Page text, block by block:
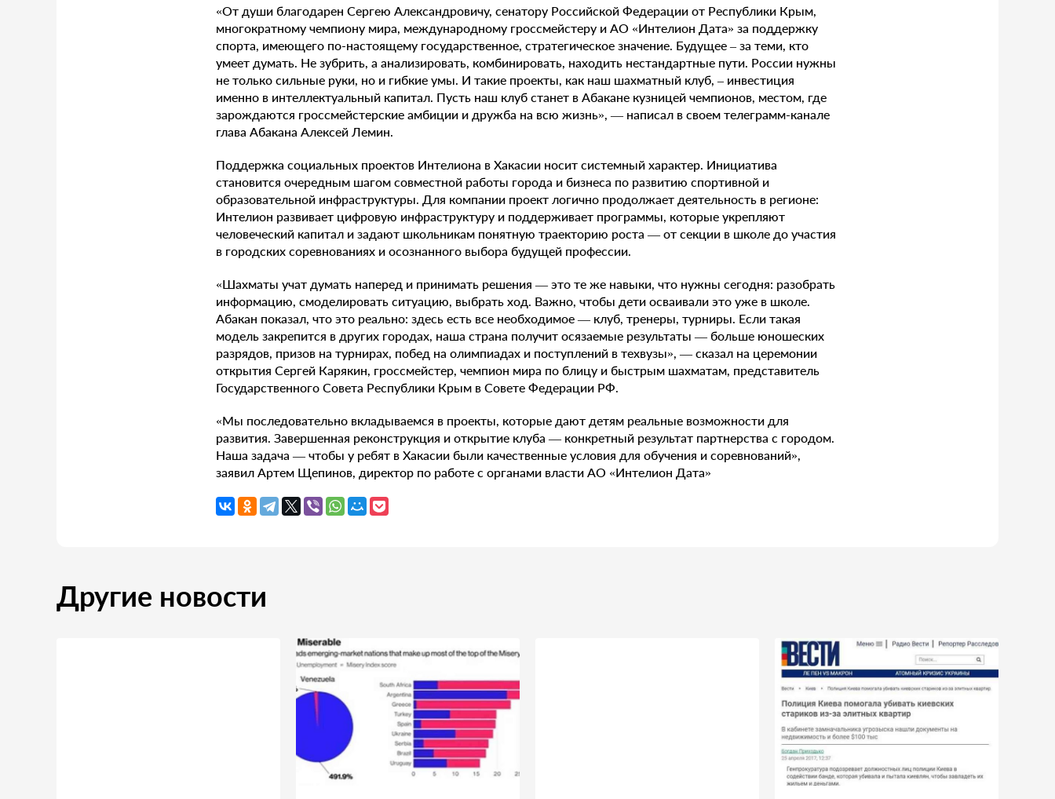
«От души благодарен Сергею Александровичу, сенатору Российской Федерации от Республики Крым,
многократному чемпиону мира, международному гроссмейстеру и АО «Интелион Дата» за поддержку
спорта, имеющего по-настоящему государственное, стратегическое значение. Будущее – за теми, кто
умеет думать. Не зубрить, а анализировать, комбинировать, находить нестандартные пути. России нужны
не только сильные руки, но и гибкие умы. И такие проекты, как наш шахматный клуб, – инвестиция
именно в интеллектуальный капитал. Пусть наш клуб станет в Абакане кузницей чемпионов, местом, где
зарождаются гроссмейстерские амбиции и дружба на всю жизнь», — написал в своем телеграмм-канале
глава Абакана Алексей Лемин.
Поддержка социальных проектов Интелиона в Хакасии носит системный характер. Инициатива
становится очередным шагом совместной работы города и бизнеса по развитию спортивной и
образовательной инфраструктуры. Для компании проект логично продолжает деятельность в регионе:
Интелион развивает цифровую инфраструктуру и поддерживает программы, которые укрепляют
человеческий капитал и задают школьникам понятную траекторию роста — от секции в школе до участия
в городских соревнованиях и осознанного выбора будущей профессии.
«Шахматы учат думать наперед и принимать решения — это те же навыки, что нужны сегодня: разобрать
информацию, смоделировать ситуацию, выбрать ход. Важно, чтобы дети осваивали это уже в школе.
Абакан показал, что это реально: здесь есть все необходимое — клуб, тренеры, турниры. Если такая
модель закрепится в других городах, наша страна получит осязаемые результаты — больше юношеских
разрядов, призов на турнирах, побед на олимпиадах и поступлений в техвузы», — сказал на церемонии
открытия Сергей Карякин, гроссмейстер, чемпион мира по блицу и быстрым шахматам, представитель
Государственного Совета Республики Крым в Совете Федерации РФ.
«Мы последовательно вкладываемся в проекты, которые дают детям реальные возможности для
развития. Завершенная реконструкция и открытие клуба — конкретный результат партнерства с городом.
Наша задача — чтобы у ребят в Хакасии были качественные условия для обучения и соревнований»,
заявил Артем Щепинов, директор по работе с органами власти АО «Интелион Дата»
Другие новости